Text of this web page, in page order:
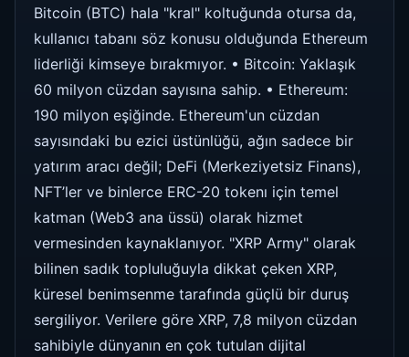
Bitcoin (BTC) hala "kral" koltuğunda otursa da,
kullanıcı tabanı söz konusu olduğunda Ethereum
liderliği kimseye bırakmıyor. • Bitcoin: Yaklaşık
60 milyon cüzdan sayısına sahip. • Ethereum:
190 milyon eşiğinde. Ethereum'un cüzdan
sayısındaki bu ezici üstünlüğü, ağın sadece bir
yatırım aracı değil; DeFi (Merkeziyetsiz Finans),
NFT’ler ve binlerce ERC-20 tokenı için temel
katman (Web3 ana üssü) olarak hizmet
vermesinden kaynaklanıyor. "XRP Army" olarak
bilinen sadık topluluğuyla dikkat çeken XRP,
küresel benimsenme tarafında güçlü bir duruş
sergiliyor. Verilere göre XRP, 7,8 milyon cüzdan
sahibiyle dünyanın en çok tutulan dijital